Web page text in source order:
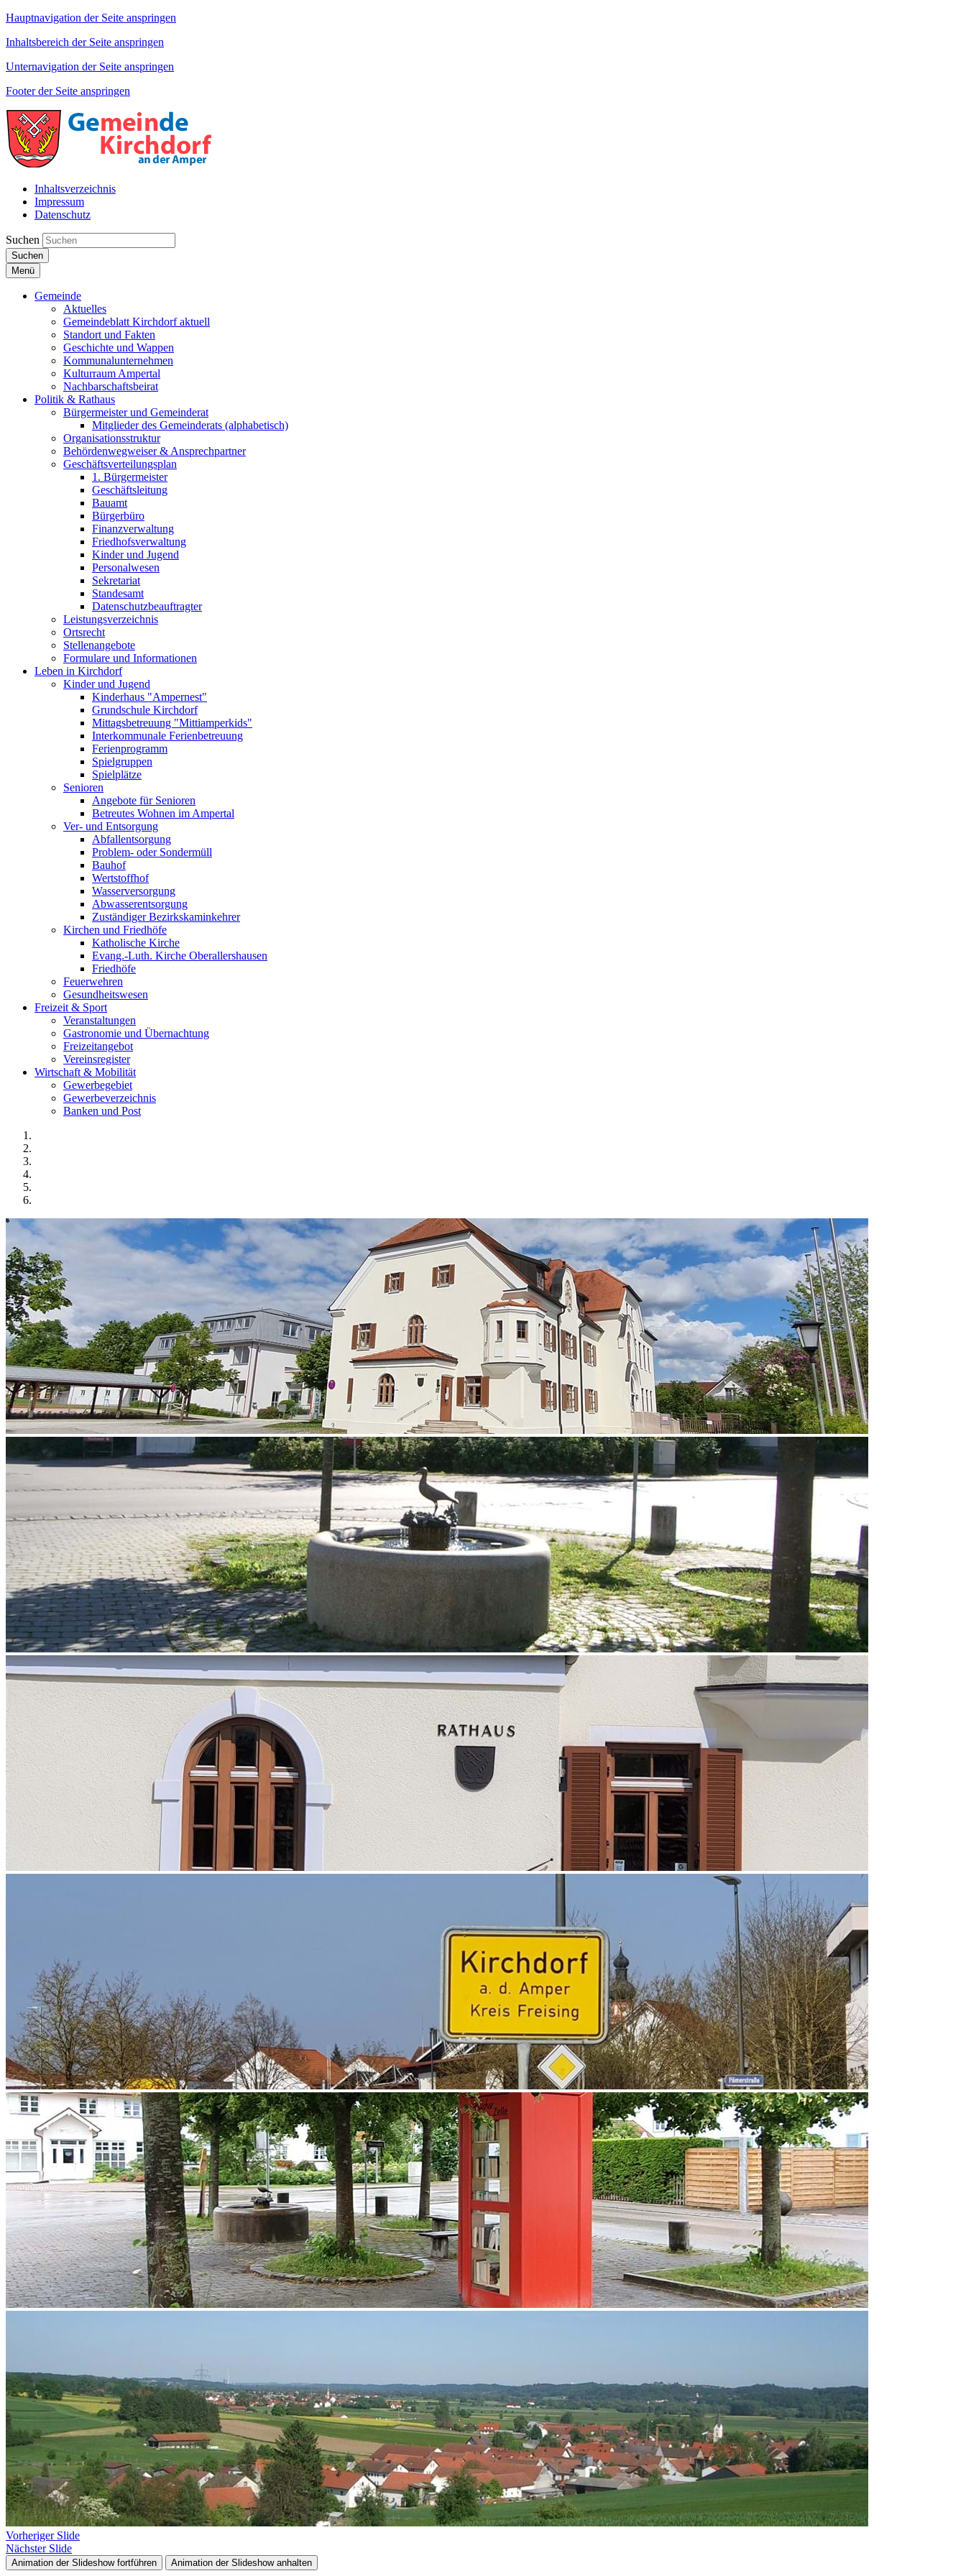
Hauptnavigation der Seite anspringen
Inhaltsbereich der Seite anspringen
Unternavigation der Seite anspringen
Footer der Seite anspringen
Inhaltsverzeichnis
Impressum
Datenschutz
Suchen
Suchen
Menü
Gemeinde
Aktuelles
Gemeindeblatt Kirchdorf aktuell
Standort und Fakten
Geschichte und Wappen
Kommunalunternehmen
Kulturraum Ampertal
Nachbarschaftsbeirat
Politik & Rathaus
Bürgermeister und Gemeinderat
Mitglieder des Gemeinderats (alphabetisch)
Organisationsstruktur
Behördenwegweiser & Ansprechpartner
Geschäftsverteilungsplan
1. Bürgermeister
Geschäftsleitung
Bauamt
Bürgerbüro
Finanzverwaltung
Friedhofsverwaltung
Kinder und Jugend
Personalwesen
Sekretariat
Standesamt
Datenschutzbeauftragter
Leistungsverzeichnis
Ortsrecht
Stellenangebote
Formulare und Informationen
Leben in Kirchdorf
Kinder und Jugend
Kinderhaus "Ampernest"
Grundschule Kirchdorf
Mittagsbetreuung "Mittiamperkids"
Interkommunale Ferienbetreuung
Ferienprogramm
Spielgruppen
Spielplätze
Senioren
Angebote für Senioren
Betreutes Wohnen im Ampertal
Ver- und Entsorgung
Abfallentsorgung
Problem- oder Sondermüll
Bauhof
Wertstoffhof
Wasserversorgung
Abwasserentsorgung
Zuständiger Bezirkskaminkehrer
Kirchen und Friedhöfe
Katholische Kirche
Evang.-Luth. Kirche Oberallershausen
Friedhöfe
Feuerwehren
Gesundheitswesen
Freizeit & Sport
Veranstaltungen
Gastronomie und Übernachtung
Freizeitangebot
Vereinsregister
Wirtschaft & Mobilität
Gewerbegebiet
Gewerbeverzeichnis
Banken und Post
Vorheriger Slide
Nächster Slide
Animation der Slideshow fortführen Animation der Slideshow anhalten